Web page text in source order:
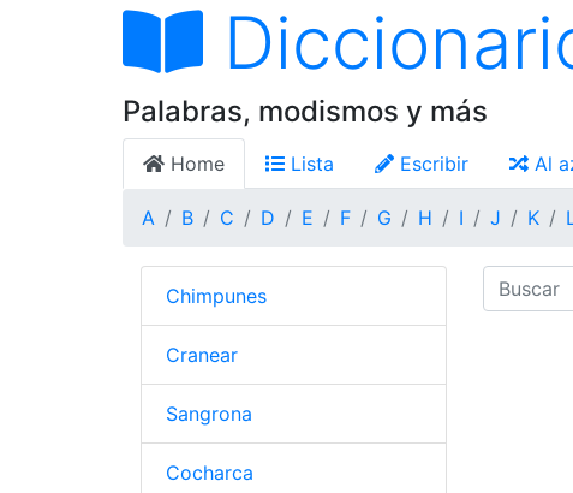
Palabras, modismos y más
Home Lista Escribir Al
A B C D E F G H I J K
Chimpunes
Cranear
Sangrona
Cocharca